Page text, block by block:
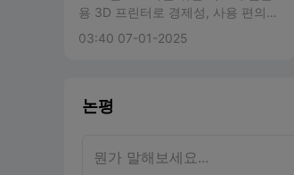
용 3D 프린터로 경제성, 사용 편의
의 제품을 추천합니다.
03:40 07-01-2025
논평